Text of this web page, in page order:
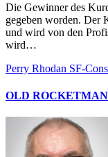
Die Gewinner des Kurd.Laßwitz-Preis (KLP) sind nun bekannt
gegeben worden. Der
und wird von den
wird…
Perry Rhodan SF-Cons
OLD